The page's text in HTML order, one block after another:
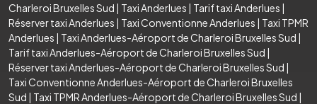
Charleroi Bruxelles Sud | Taxi Anderlues | Tarif taxi Anderlues |
Réserver taxi Anderlues | Taxi Conventionne Anderlues | Taxi TPMR
Anderlues | Taxi Anderlues-Aéroport de Charleroi Bruxelles Sud |
Tarif taxi Anderlues-Aéroport de Charleroi Bruxelles Sud |
Réserver taxi Anderlues-Aéroport de Charleroi Bruxelles Sud |
Taxi Conventionne Anderlues-Aéroport de Charleroi Bruxelles
Sud | Taxi TPMR Anderlues-Aéroport de Charleroi Bruxelles Sud |